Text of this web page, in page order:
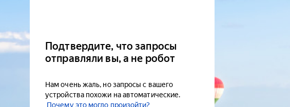
Подтвердите, что запросы
отправляли вы, а не робот
Нам очень жаль, но запросы с вашего
устройства похожи на автоматические.
Почему это могло произойти?